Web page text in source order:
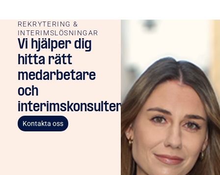
REKRYTERING &
INTERIMSLÖSNINGAR
Vi hjälper dig
hitta rätt
medarbetare
och
interimskonsulter
Kontakta oss